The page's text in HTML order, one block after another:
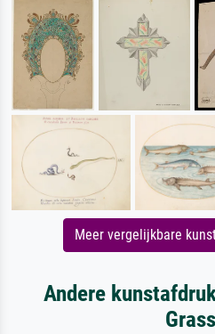
Meer vergelijkbare
Andere